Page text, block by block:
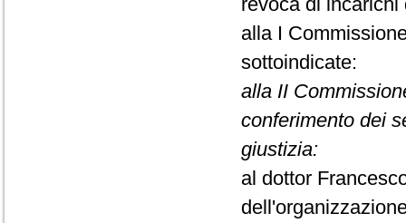
alla I
sottoindicate:
alla II
conferimento dei
giustizia:
al dottor